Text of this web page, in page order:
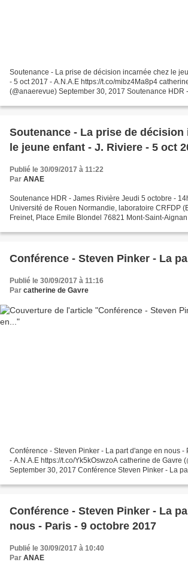
Soutenance - La prise de décision incarnée chez le
- 5 oct 2017 - A.N.A.E https://t.co/mibz4Ma8p4
(@anaerevue) September 30, 2017 Soutenance HDR
Soutenance - La prise de décision
le jeune enfant - J. Riviere - 5 oct
Publié le 30/09/2017 à 11:22
Par ANAE
Soutenance HDR - James Rivière Jeudi 5 octobre -
Université de Rouen Normandie, laboratoire CRFDP
Freinet, Place Emile Blondel 76821 Mont-Saint-Aignan
Conférence - Steven Pinker - La
Publié le 30/09/2017 à 11:16
Par catherine de Gavre
Conférence - Steven Pinker - La part d'ange en nous -
- A.N.A.E https://t.co/Yk5kOswzoA catherine de Gavre
September 30, 2017 Conférence Steven Pinker - La
Conférence - Steven Pinker - La
nous - Paris - 9 octobre 2017
Publié le 30/09/2017 à 10:40
Par ANAE